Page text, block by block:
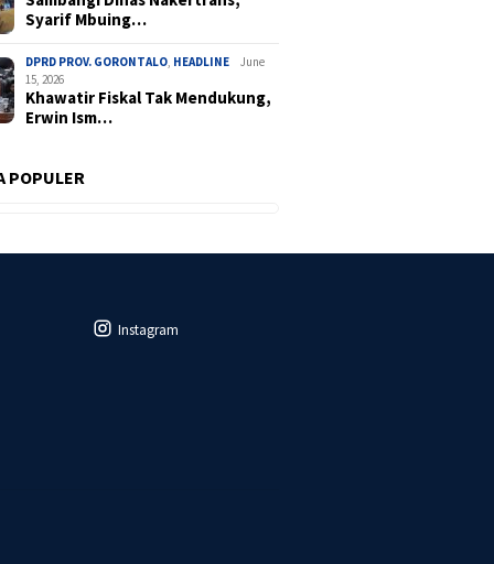
Syarif Mbuing…
DPRD PROV. GORONTALO, HEADLINE
June
15, 2026
Khawatir Fiskal Tak Mendukung,
Erwin Ism…
POPULER
Instagram